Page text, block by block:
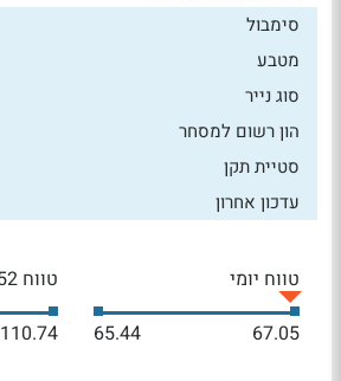
סימבול
מטבע
סוג נייר
הון רשום למסחר
סטיית תקן
עדכון אחרון
טווח יומי
67.05
65.44
טווח 52 שבועות
110.74